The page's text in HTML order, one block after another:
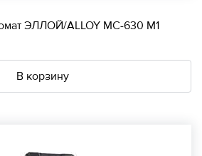
ЭЛЛОЙ/ALLOY МС-630 М1
В корзину